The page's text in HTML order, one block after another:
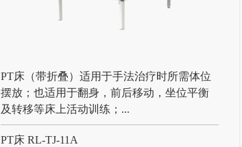
PT床（带折叠）适用于手法治疗时所需体位
摆放；也适用于翻身，前后移动，坐位平衡
及转移等床上活动训练；...
PT床 RL-TJ-11A